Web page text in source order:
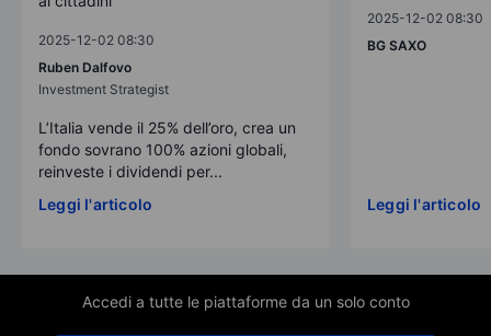
2025-12-02 08:30
Ruben Dalfovo
Investment Strategist
L’Italia vende il 25% dell’oro, crea un
fondo sovrano 100% azioni globali,
reinveste i dividendi per...
Leggi l'articolo
2025-12-02 08:30
BG SAXO
Leggi l'articolo
Accedi a tutte le piattaforme da un solo conto